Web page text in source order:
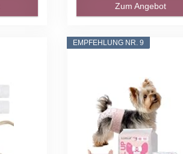
Zum Angebot
EMPFEHLUNG NR. 9